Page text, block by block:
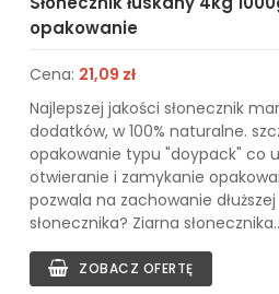
opakowanie
Cena: 21,09 zł
Najlepszej jakości słonecznik
dodatków, w 100% naturalne.
opakowanie typu "doypack" co
otwieranie i zamykanie
pozwala na zachowanie
słonecznika? Ziarna
ZOBACZ OFERTĘ